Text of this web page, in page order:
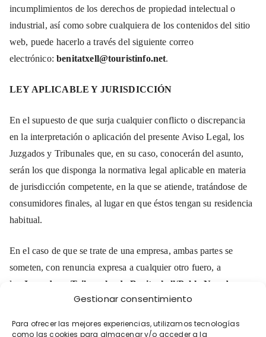
Gestionar consentimiento
Para ofrecer las mejores experiencias, utilizamos tecnologías
como las cookies para almacenar y/o acceder a la
incumplimientos de los derechos de propiedad intelectual o
industrial, así como sobre cualquiera de los contenidos del sitio
web, puede hacerlo a través del siguiente correo
electrónico:benitatxell@touristinfo.net.
LEY APLICABLE Y JURISDICCIÓN
En el supuesto de que surja cualquier conflicto o discrepancia
en la interpretación o aplicación del presente Aviso Legal, los
Juzgados y Tribunales que, en su caso, conocerán del asunto,
serán los que disponga la normativa legal aplicable en materia
de jurisdicción competente, en la que se atiende, tratándose de
consumidores finales, al lugar en que éstos tengan su residencia
habitual.
En el caso de que se trate de una empresa, ambas partes se
someten, con renuncia expresa a cualquier otro fuero, a
los
Juzgados y Tribunales de Benitachell/Poble Nou de
(Alicante/Alacant).